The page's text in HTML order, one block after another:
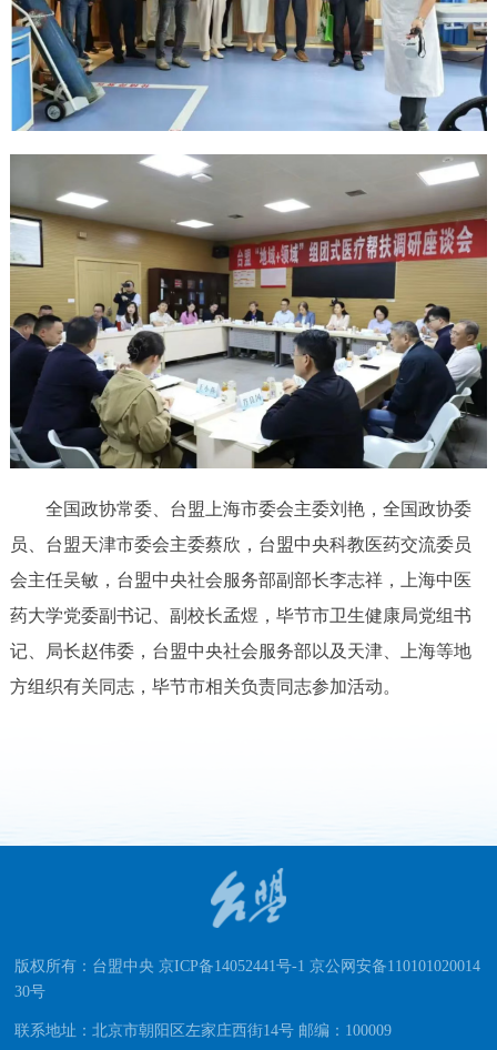
全国政协常委、台盟上海市委会主委刘艳，全国政协委
员、台盟天津市委会主委蔡欣，台盟中央科教医药交流委员
会主任吴敏，台盟中央社会服务部副部长李志祥，上海中医
药大学党委副书记、副校长孟煜，毕节市卫生健康局党组书
记、局长赵伟委，台盟中央社会服务部以及天津、上海等地
方组织有关同志，毕节市相关负责同志参加活动。
版权所有：台盟中央 京ICP备14052441号-1 京公网安备110101020014
30号
联系地址：北京市朝阳区左家庄西街14号 邮编：100009